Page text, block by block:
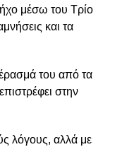
ήχο μέσω του Τρίο
και τα
του από τα
στην
λόγους, αλλά με